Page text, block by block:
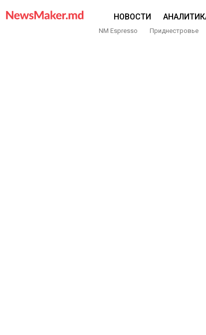
НОВОСТИ
NM Espresso Приднестровье